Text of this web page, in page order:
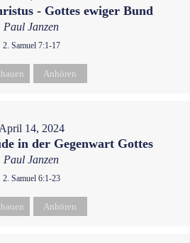
- Gottes ewiger Bund
Paul Janzen
2. Samuel 7:1-17
Anhören
April 14, 2024
in der Gegenwart Gottes
Paul Janzen
2. Samuel 6:1-23
Anhören